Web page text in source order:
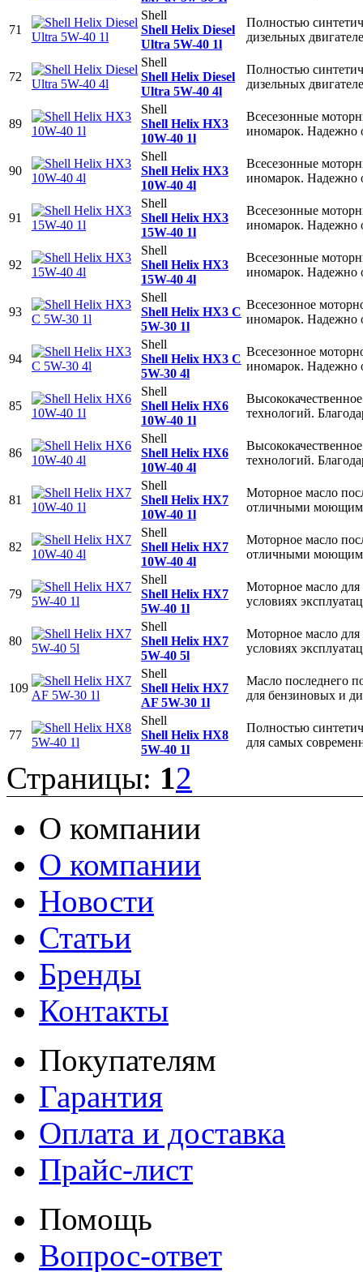
71
Shell
Shell Helix Diesel
Ultra 5W-40 1l
Полностью
дизельных
72
Shell
Shell Helix Diesel
Ultra 5W-40 4l
Полностью
дизельных
89
Shell
Shell Helix HX3
10W-40 1l
Всесезонные
иномарок. Надежно
90
Shell
Shell Helix HX3
10W-40 4l
Всесезонные
иномарок. Надежно
91
Shell
Shell Helix HX3
15W-40 1l
Всесезонные
иномарок. Надежно
92
Shell
Shell Helix HX3
15W-40 4l
Всесезонные
иномарок. Надежно
93
Shell
Shell Helix HX3 C
5W-30 1l
Всесезонное
иномарок. Надежно
94
Shell
Shell Helix HX3 C
5W-30 4l
Всесезонное
иномарок. Надежно
85
Shell
Shell Helix HX6
10W-40 1l
технологий.
86
Shell
Shell Helix HX6
10W-40 4l
технологий.
81
Shell
Shell Helix HX7
10W-40 1l
Моторное масло
отличными
82
Shell
Shell Helix HX7
10W-40 4l
Моторное масло
отличными
79
Shell
Shell Helix HX7
5W-40 1l
Моторное масло для
условиях
80
Shell
Shell Helix HX7
5W-40 5l
Моторное масло для
условиях
109
Shell
Shell Helix HX7
AF 5W-30 1l
Масло последнего
для бензиновых и
77
Shell
Shell Helix HX8
5W-40 1l
Полностью
для самых
Страницы: 12
О компании
О компании
Новости
Статьи
Бренды
Контакты
Покупателям
Гарантия
Оплата и доставка
Прайс-лист
Помощь
Вопрос-ответ